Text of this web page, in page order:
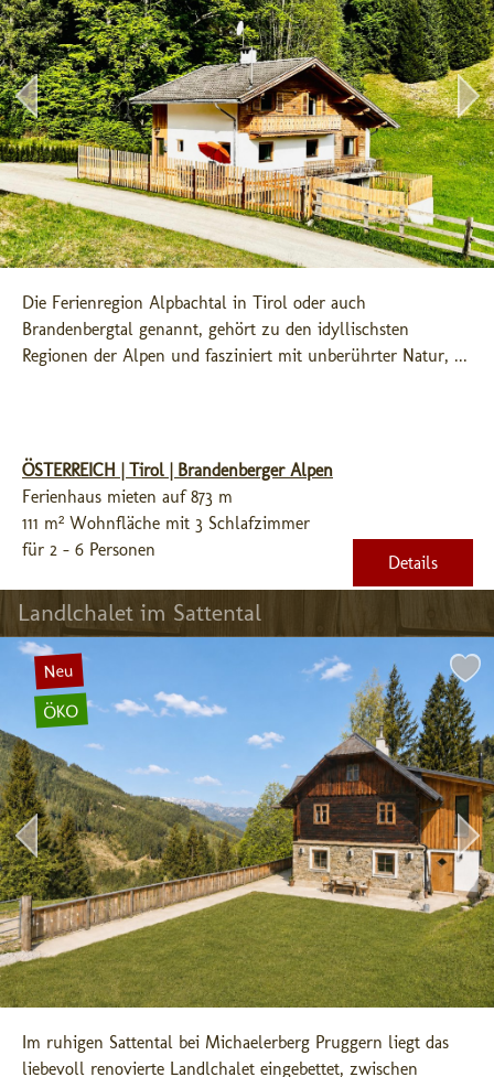
Die Ferienregion Alpbachtal in Tirol oder auch
Brandenbergtal genannt, gehört zu den idyllischsten
Regionen der Alpen und fasziniert mit unberührter Natur, ...
ÖSTERREICH | Tirol | Brandenberger Alpen
Ferienhaus mieten auf 873 m
111 m² Wohnfläche mit 3 Schlafzimmer
für 2 - 6 Personen
Details
Landlchalet im Sattental
Neu
ÖKO
Im ruhigen Sattental bei Michaelerberg Pruggern liegt das
liebevoll renovierte Landlchalet eingebettet, zwischen